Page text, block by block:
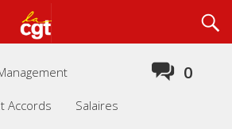
0
Accords Salaires